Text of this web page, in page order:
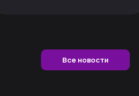
Все новости